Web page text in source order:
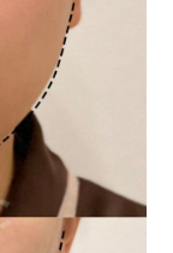
とがございます。